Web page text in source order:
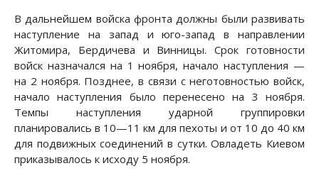
В дальнейшем войска фронта должны были развивать
наступление на запад и юго-запад в направлении
Житомира, Бердичева и Винницы. Срок готовности
войск назначался на 1 ноября, начало наступления —
на 2 ноября. Позднее, в связи с неготовностью войск,
начало наступления было перенесено на 3 ноября.
Темпы наступления ударной группировки
планировались в 10—11 км для пехоты и от 10 до 40 км
для подвижных соединений в сутки. Овладеть Киевом
приказывалось к исходу 5 ноября.